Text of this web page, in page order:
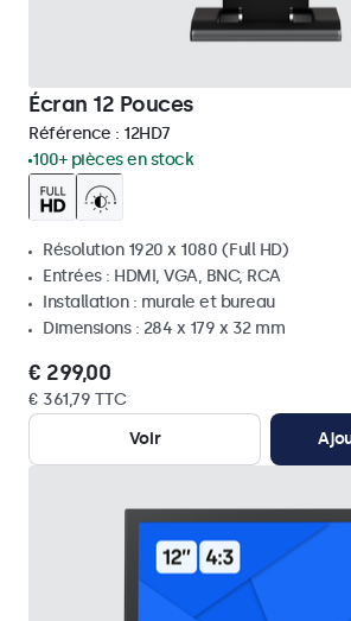
Écran 12 Pouces
Référence : 12HD7
100+ pièces en stock
Résolution 1920 x 1080 (Full HD)
Entrées : HDMI, VGA, BNC, RCA
Installation : murale et bureau
Dimensions : 284 x 179 x 32 mm
€ 299,00
€ 361,79 TTC
Voir